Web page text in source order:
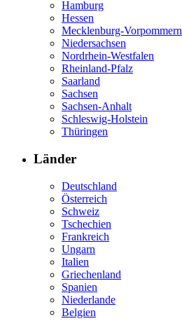
Hamburg
Hessen
Mecklenburg-Vorpommern
Niedersachsen
Nordrhein-Westfalen
Rheinland-Pfalz
Saarland
Sachsen
Sachsen-Anhalt
Schleswig-Holstein
Thüringen
Länder
Deutschland
Österreich
Schweiz
Tschechien
Frankreich
Ungarn
Italien
Griechenland
Spanien
Niederlande
Belgien